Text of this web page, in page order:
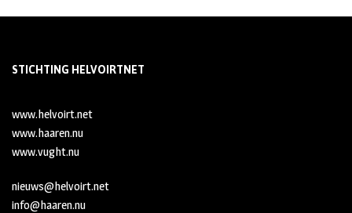
STICHTING HELVOIRTNET
www.helvoirt.net
www.haaren.nu
www.vught.nu
nieuws@helvoirt.net
info@haaren.nu